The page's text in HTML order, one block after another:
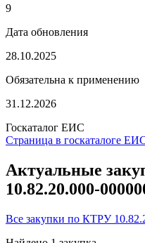
9
Дата обновления
28.10.2025
Обязательна к применению
31.12.2026
Госкаталог ЕИС
Страница в госкаталоге
Актуальные
10.82.20.000-
Все закупки по КТРУ